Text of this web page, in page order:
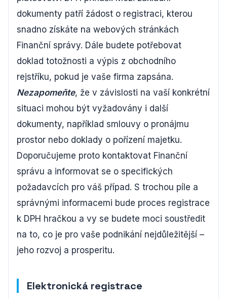
dokumenty patří žádost o registraci, kterou
snadno získáte na webových stránkách
Finanční správy. Dále budete potřebovat
doklad totožnosti a výpis z obchodního
rejstříku, pokud je vaše firma zapsána.
Nezapomeňte, že v závislosti na vaší konkrétní
situaci mohou být vyžadovány i další
dokumenty, například smlouvy o pronájmu
prostor nebo doklady o pořízení majetku.
Doporučujeme proto kontaktovat Finanční
správu a informovat se o specifických
požadavcích pro váš případ. S trochou píle a
správnými informacemi bude proces registrace
k DPH hračkou a vy se budete moci soustředit
na to, co je pro vaše podnikání nejdůležitější –
jeho rozvoj a prosperitu.
Elektronická registrace